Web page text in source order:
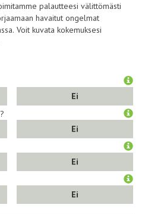
palautteesi välittömästi
ongelmat
Voit kuvata kokemuksesi
Ei
Ei
Ei
Ei